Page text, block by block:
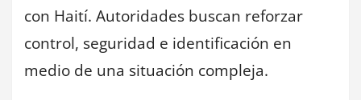
con Haití. Autoridades buscan reforzar
control, seguridad e identificación en
medio de una situación compleja.